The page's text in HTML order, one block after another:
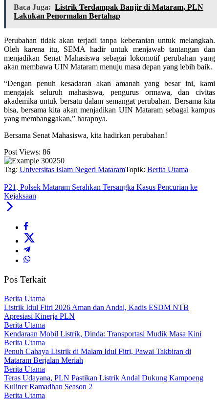
Baca Juga: Listrik Terdampak Banjir di Mataram, PLN
Lakukan Penormalan Bertahap
Perubahan tidak akan terjadi tanpa keberanian untuk melangkah.
Oleh karena itu, SEMA hadir untuk menjawab tantangan dan
menjadikan Senat Mahasiswa sebagai lokomotif perubahan yang
akan membawa UIN Mataram menuju masa depan yang lebih baik.
“Dengan penuh kesadaran akan amanah yang besar ini, kami
mengajak seluruh mahasiswa, pengurus ormawa, dan civitas
akademika untuk bersatu dalam semangat perubahan. Bersama kita
bisa, bersama kita akan menjadikan UIN Mataram sebagai kampus
yang membanggakan,” harapnya.
Bersama Senat Mahasiswa, kita hadirkan perubahan!
Post Views: 86
Tag: Universitas Islam Negeri MataramTopik: Berita Utama
P21, Polsek Mataram Serahkan Tersangka Kasus Pencurian ke
Kejaksaan
Pos Terkait
Berita Utama
Listrik Idul Fitri 2026 Aman dan Andal, Kadis ESDM NTB
Apresiasi Kinerja PLN
Berita Utama
Kendaraan Mobil Listrik, Dinda: Transportasi Mudik Masa Kini
Berita Utama
Penuh Cahaya Listrik di Malam Idul Fitri, Pawai Takbiran di
Mataram Berjalan Meriah
Berita Utama
Teras Udayana, PLN Pastikan Listrik Andal Dukung Kampoeng
Kuliner Ramadhan Season 2
Berita Utama